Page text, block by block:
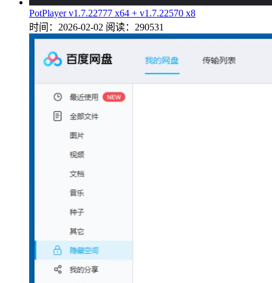
PotPlayer v1.7.22777 x64 + v1.7.22570 x8
时间：2026-02-02 阅读：290531